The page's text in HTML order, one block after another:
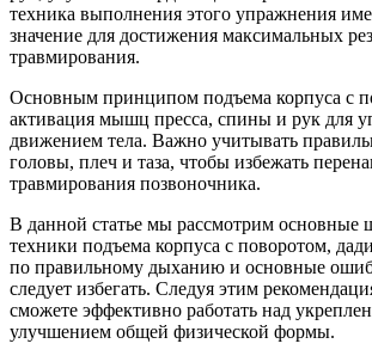
техника выполнения этого упражнения
значение для достижения максимальных
травмирования.
Основным принципом подъема корпуса с
активация мышц пресса, спины и рук для
движением тела. Важно учитывать
головы, плеч и таза, чтобы избежать
травмирования позвоночника.
В данной статье мы рассмотрим основные
техники подъема корпуса с поворотом,
по правильному дыханию и основные
следует избегать. Следуя этим
сможете эффективно работать над
улучшением общей физической формы.